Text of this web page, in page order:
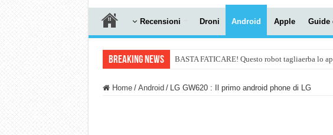
Recensioni Droni Android Apple Guide
Breaking News BASTA FATICARE! Questo robot tagliaerba lo
Home / Android / LG GW620 : Il primo android phone di LG